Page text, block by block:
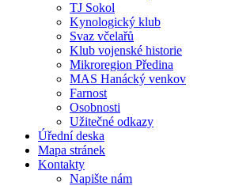
TJ Sokol
Kynologický klub
Svaz včelařů
Klub vojenské historie
Mikroregion Předina
MAS Hanácký venkov
Farnost
Osobnosti
Užitečné odkazy
Úřední deska
Mapa stránek
Kontakty
Napište nám